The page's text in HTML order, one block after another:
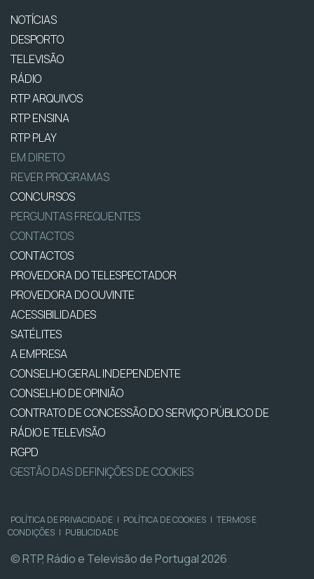
NOTÍCIAS
DESPORTO
TELEVISÃO
RÁDIO
RTP ARQUIVOS
RTP ENSINA
RTP PLAY
EM DIRETO
REVER PROGRAMAS
CONCURSOS
PERGUNTAS FREQUENTES
CONTACTOS
CONTACTOS
PROVEDORA DO TELESPECTADOR
PROVEDORA DO OUVINTE
ACESSIBILIDADES
SATÉLITES
A EMPRESA
CONSELHO GERAL INDEPENDENTE
CONSELHO DE OPINIÃO
CONTRATO DE CONCESSÃO DO SERVIÇO PÚBLICO DE
RÁDIO E TELEVISÃO
RGPD
GESTÃO DAS DEFINIÇÕES DE COOKIES
POLÍTICA DE PRIVACIDADE | POLÍTICA DE COOKIES | TERMOS E
CONDIÇÕES | PUBLICIDADE
© RTP, Rádio e Televisão de Portugal 2026